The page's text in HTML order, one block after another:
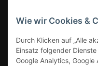
Wie wir Cookies &
Durch Klicken auf „Alle
Einsatz folgender
Google Analytics, Google